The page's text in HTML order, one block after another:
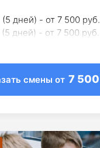
(5 дней) - от 7 500 руб.
(5 дней) - от 7 500 руб.
смены от 7 500